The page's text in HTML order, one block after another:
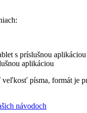
s príslušnou aplikáciou
aplikáciou
písma, formát je
návodoch